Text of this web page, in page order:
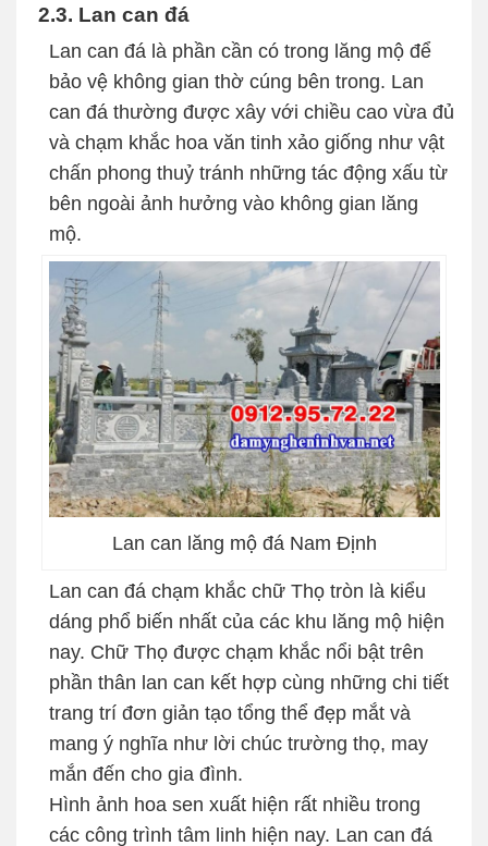
2.3. Lan can đá
Lan can đá là phần cần có trong lăng mộ để
bảo vệ không gian thờ cúng bên trong. Lan
can đá thường được xây với chiều cao vừa đủ
và chạm khắc hoa văn tinh xảo giống như vật
chấn phong thuỷ tránh những tác động xấu từ
bên ngoài ảnh hưởng vào không gian lăng
mộ.
Lan can lăng mộ đá Nam Định
Lan can đá chạm khắc chữ Thọ tròn là kiểu
dáng phổ biến nhất của các khu lăng mộ hiện
nay. Chữ Thọ được chạm khắc nổi bật trên
phần thân lan can kết hợp cùng những chi tiết
trang trí đơn giản tạo tổng thể đẹp mắt và
mang ý nghĩa như lời chúc trường thọ, may
mắn đến cho gia đình.
Hình ảnh hoa sen xuất hiện rất nhiều trong
các công trình tâm linh hiện nay. Lan can đá